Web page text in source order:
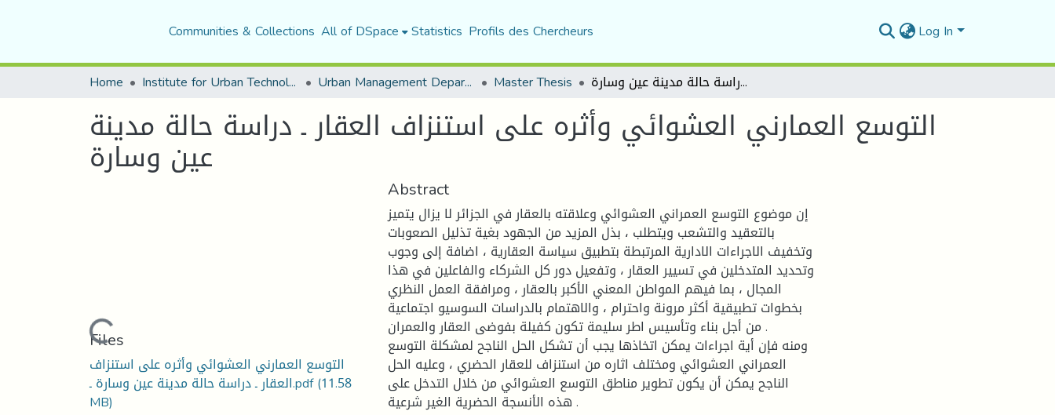
Communities & Collections All of DSpace Statistics Profils des Chercheurs Log In
Home Institute for Urban Technology Management Urban Management Department Master Thesis التوسع العمارني العشوائي وأثره على استنزاف العقار ـ دراسة حالة مدينة عين وسارة
التوسع العمارني العشوائي وأثره على استنزاف العقار ـ دراسة حالة مدينة
عين وسارة
Loading...
Files
التوسع العمارني العشوائي وأثره على استنزاف
العقار ـ دراسة حالة مدينة عين وسارة ـ.pdf(11.58
MB)
Abstract
إن موضوع التوسع العمراني العشوائي وعلاقته بالعقار في الجزائر لا يزال يتميز
بالتعقيد والتشعب ويتطلب ، بذل المزيد من الجهود بغية تذليل الصعوبات
وتخفيف الاجراءات الادارية المرتبطة بتطبيق سياسة العقارية ، اضافة إلى وجوب
وتحديد المتدخلين في تسيير العقار ، وتفعيل دور كل الشركاء والفاعلين في هذا
المجال ، بما فيهم المواطن المعني الأكبر بالعقار ، ومرافقة العمل النظري
بخطوات تطبيقية أكثر مرونة واحترام ، والاهتمام بالدراسات السوسيو اجتماعية
من أجل بناء وتأسيس اطر سليمة تكون كفيلة بفوضى العقار والعمران .
ومنه فإن أية اجراءات يمكن اتخاذها يجب أن تشكل الحل الناجح لمشكلة التوسع
العمراني العشوائي ومختلف اثاره من استنزاف للعقار الحضري ، وعليه الحل
الناجح يمكن أن يكون تطوير مناطق التوسع العشوائي من خلال التدخل على
هذه الأنسجة الحضرية الغير شرعية .